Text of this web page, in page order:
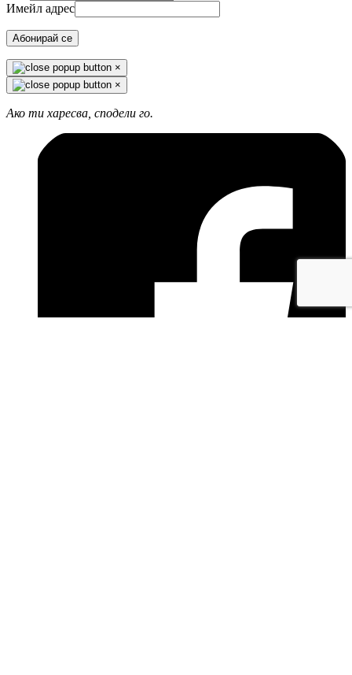
Имейл адрес
Абонирай се
×
×
Ако ти харесва, сподели го.